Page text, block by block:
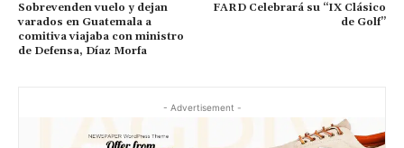
Sobrevenden vuelo y dejan
varados en Guatemala a
comitiva viajaba con ministro
de Defensa, Díaz Morfa
FARD Celebrará su “IX Clásico
de Golf”
- Advertisement -